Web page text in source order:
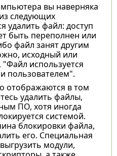
вы наверняка
следующих
удалить файл: доступ
быть переполнен или
файл занят другим
исходный или
используется
пользователем".
отображаются в том
удалить файлы,
ПО, хотя иногда
системой.
блокировки файла,
его. Специальная
модули,